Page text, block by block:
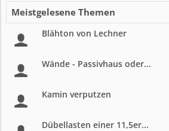
Meistgelesene Themen
Blähton von Lechner
Wände - Passivhaus oder...
Kamin verputzen
Dübellasten einer 11,5er...